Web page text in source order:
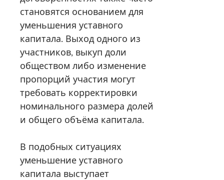
становятся основанием для
уменьшения уставного
капитала. Выход одного из
участников, выкуп доли
обществом либо изменение
пропорций участия могут
требовать корректировки
номинального размера долей
и общего объёма капитала.
В подобных ситуациях
уменьшение уставного
капитала выступает